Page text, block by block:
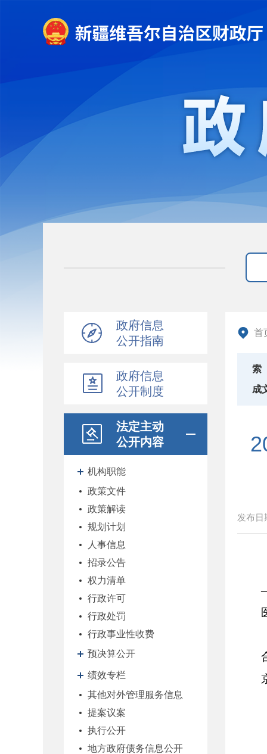
政府信息
公开指南
政府信息
公开制度
法定主动
公开内容
机构职能
政策文件
政策解读
规划计划
人事信息
招录公告
权力清单
行政许可
行政处罚
行政事业性收费
预决算公开
绩效专栏
其他对外管理服务信息
提案议案
执行公开
地方政府债务信息公开
首
索
成
发布日